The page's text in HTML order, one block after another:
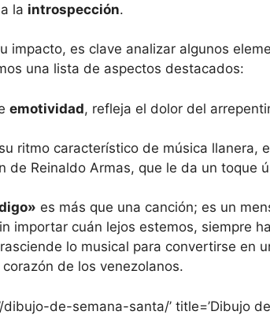
la introspección.
impacto, es clave analizar algunos
una lista de aspectos destacados:
emotividad, refleja el dolor del
ritmo característico de música llanera,
de Reinaldo Armas, que le da un toque
es más que una canción; es un
importar cuán lejos estemos, siempre
lo musical para convertirse en
de los venezolanos.
dibujo-de-semana-santa/’ title=’Dibujo